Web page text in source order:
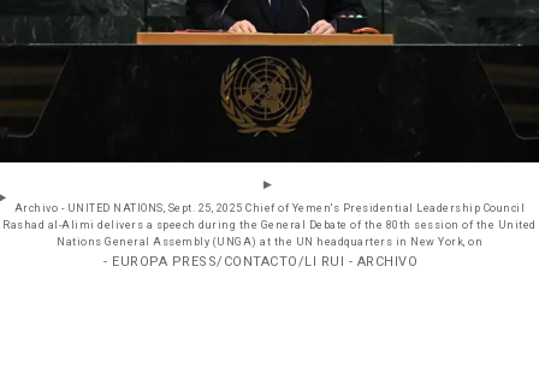
Archivo - UNITED NATIONS, Sept. 25, 2025 Chief of Yemen's Presidential Leadership Council
Rashad al-Alimi delivers a speech during the General Debate of the 80th session of the United
Nations General Assembly (UNGA) at the UN headquarters in New York, on
- EUROPA PRESS/CONTACTO/LI RUI - ARCHIVO